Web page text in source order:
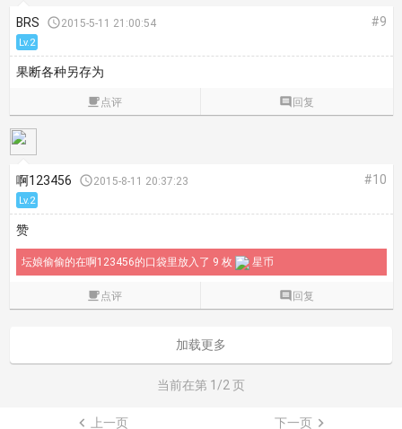
BRS 2015-5-11 21:00:54 #9
Lv.2
果断各种另存为
点评  回复
啊123456 2015-8-11 20:37:23 #10
Lv.2
赞
坛娘偷偷的在啊123456的口袋里放入了 9 枚 星币
点评  回复
加载更多
当前在第 1/2 页
 上一页 下一页